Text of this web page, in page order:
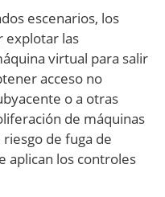
escenarios, los
explotar las
virtual para salir
acceso no
o a otras
de máquinas
de fuga de
aplican los controles